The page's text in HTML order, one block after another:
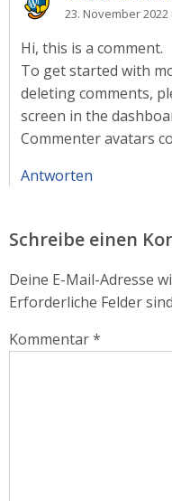
23. November 2022
Hi, this is a comment.
To get started with
deleting comments,
screen in the
Commenter avatars
Antworten
Schreibe einen
Deine E-Mail-Adresse
Erforderliche Felder
Kommentar*